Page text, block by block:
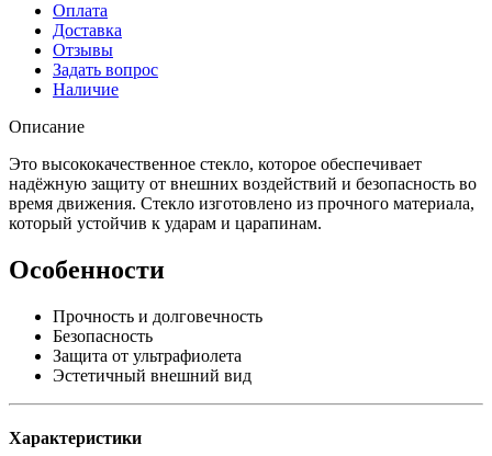
Оплата
Доставка
Отзывы
Задать вопрос
Наличие
Описание
Это высококачественное стекло, которое обеспечивает
надёжную защиту от внешних воздействий и безопасность во
время движения. Стекло изготовлено из прочного материала,
который устойчив к ударам и царапинам.
Особенности
Прочность и долговечность
Безопасность
Защита от ультрафиолета
Эстетичный внешний вид
Характеристики